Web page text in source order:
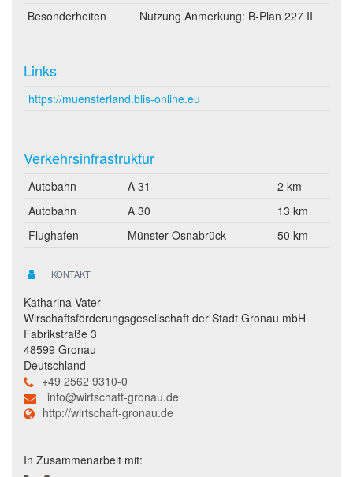
Besonderheiten
Nutzung Anmerkung: B-Plan 227 II
Links
https://muensterland.blis-online.eu
Verkehrsinfrastruktur
Autobahn A 31
2 km
Autobahn
A 30
13 km
Flughafen
Münster-Osnabrück 50 km
KONTAKT
Katharina Vater
Wirschaftsförderungsgesellschaft der Stadt Gronau mbH
Fabrikstraße 3
48599 Gronau
Deutschland
+49 2562 9310-0
info@wirtschaft-gronau.de
http://wirtschaft-gronau.de
In Zusammenarbeit mit: